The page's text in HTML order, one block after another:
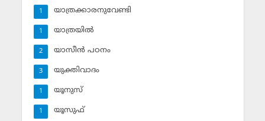
യാത്രക്കാരനുവേണ്ടി
1
യാത്രയില്‍
1
യാസീന്‍ പഠനം
2
യുക്തിവാദം
3
യൂനുസ്‌
1
യൂസുഫ്‌
1